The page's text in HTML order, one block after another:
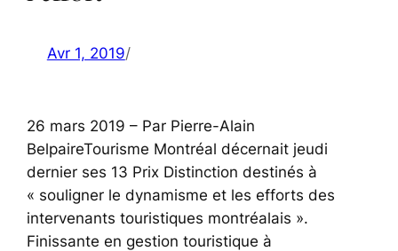
Avr 1, 2019/
26 mars 2019 – Par Pierre-Alain
BelpaireTourisme Montréal décernait jeudi
dernier ses 13 Prix Distinction destinés à
« souligner le dynamisme et les efforts des
intervenants touristiques montréalais ».
Finissante en gestion touristique à